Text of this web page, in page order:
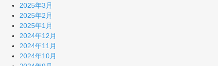
2025年3月
2025年2月
2025年1月
2024年12月
2024年11月
2024年10月